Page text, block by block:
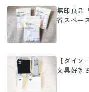
無印良品
省スペー
【ダイ
文具好き